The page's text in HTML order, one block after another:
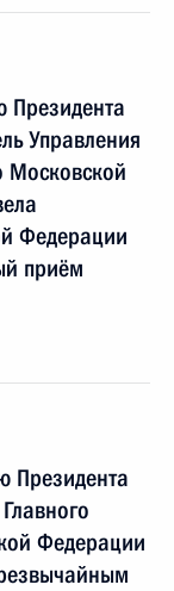
Президента
Управления
Московской
Федерации
приём
Президента
Федерации